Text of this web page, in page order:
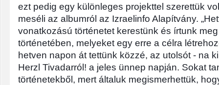
ezt pedig egy különleges projekttel szerettük
meséli az albumról az Izraelinfo Alapítvány.
vonatkozású történetet kerestünk és írtunk
történetében, melyeket egy erre a célra
hetven napon át tettünk közzé, az utolsót - na
Herzl Tivadarról! a jeles ünnep napján. Sokat
történetekből, mert általuk megismerhettük,